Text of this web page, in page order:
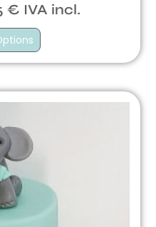
€ IVA incl.